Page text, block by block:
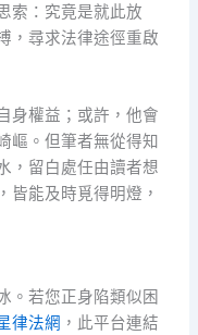
索：究竟是就此放
，尋求法律途徑重啟
身權益；或許，他會
嶇。但筆者無從得知
留白處任由讀者想
皆能及時覓得明燈，
。若您正身陷類似困
律法網 ，此平台連結